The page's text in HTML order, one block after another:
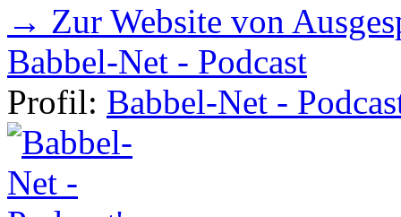
→ Zur Website von
Babbel-Net - Podcast
Profil: Babbel-Net -